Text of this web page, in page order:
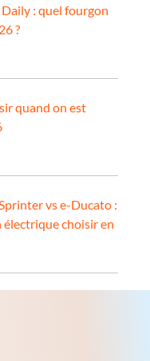
: quel fourgon
?
quand on est
vs e-Ducato :
choisir en